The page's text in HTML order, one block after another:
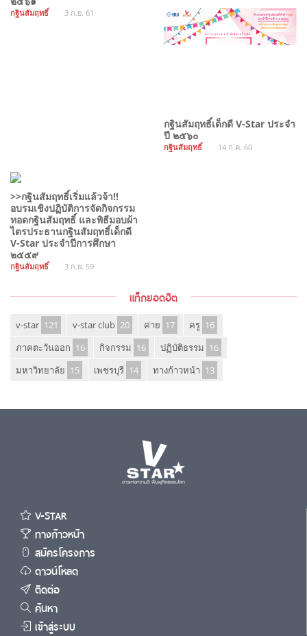
กฐินสัมฤทธิ์ 3 ก.ย. 61
กฐินสัมฤทธิ์เด็กดี V-Star ประจำ
ปี ๒๕๖๐
กฐินสัมฤทธิ์ 14 ก.ค. 60
>>กฐินสัมฤทธิ์เริ่มแล้วจ้า!!
อบรมเชิงปฏิบัติการจัดกิจกรรม
ทอดกฐินสัมฤทธิ์ และพิธีมอบผ้า
ไตรประธานกฐินสัมฤทธิ์เด็กดี
V-Star ประจำปีการศึกษา
๒๕๕๙
กฐินสัมฤทธิ์ 3 ก.ย. 59
แท็กยอดฮิต
v-star 121 v-star club 20 ค่าย 17 ครู 16
ภาคตะวันออก 16 กิจกรรม 16 ปฏิบัติธรรม 16
มหาวิทยาลัย 15 เพชรบุรี 14 ทางก้าวหน้า 13
V-STAR
ทางก้าวหน้า
สมัครโครงการ
ดาวน์โหลด
ติดต่อ
ค้นหา
เข้าสู่ระบบ